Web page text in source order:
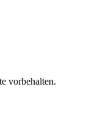
vorbehalten.